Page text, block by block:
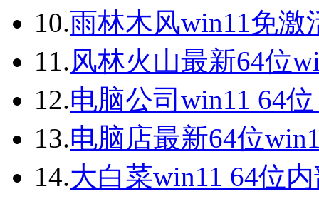
10.雨林木风win11免
11.风林火山最新64位
12.电脑公司win11 64
13.电脑店最新64位
14.大白菜win11 64位